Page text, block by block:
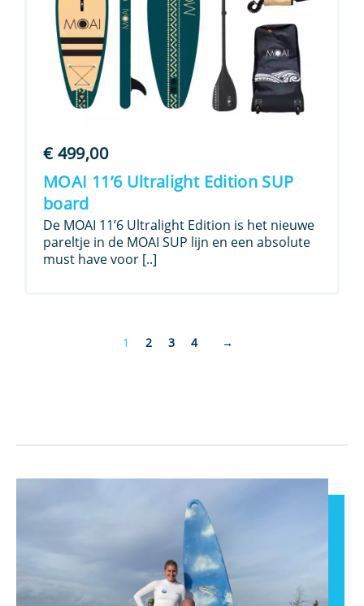
€499,00
MOAI 11’6 Ultralight Edition SUP
board
De MOAI 11’6 Ultralight Edition is het nieuwe
pareltje in de MOAI SUP lijn en een absolute
must have voor [..]
1 2 3 4 →